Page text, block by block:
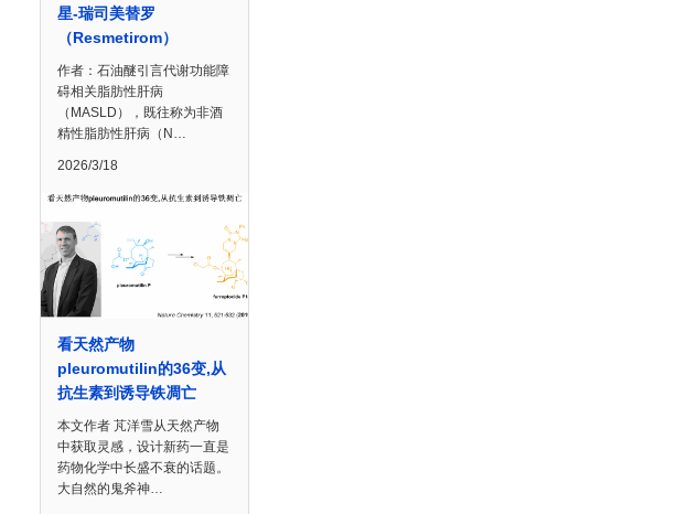
星-瑞司美替罗
（Resmetirom）
作者：石油醚引言代谢功能障
碍相关脂肪性肝病
（MASLD），既往称为非酒
精性脂肪性肝病（N…
2026/3/18
看天然产物
pleuromutilin的36变,从
抗生素到诱导铁凋亡
本文作者 芃洋雪从天然产物
中获取灵感，设计新药一直是
药物化学中长盛不衰的话题。
大自然的鬼斧神…